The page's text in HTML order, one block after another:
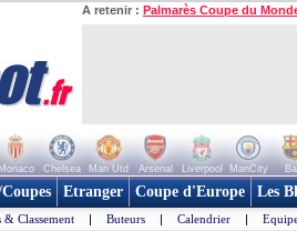
A retenir : Palmarès Coupe du
Monaco Chelsea Man Utd Arsenal Liverpool ManCity
Etranger Coupe d'Europe Les
& Classement | Buteurs | Calendrier |